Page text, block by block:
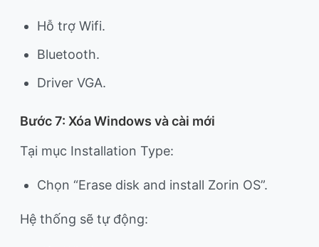
Hỗ trợ Wifi.
Bluetooth.
Driver VGA.
Bước 7: Xóa Windows và cài mới
Tại mục Installation Type:
Chọn “Erase disk and install Zorin OS”.
Hệ thống sẽ tự động: